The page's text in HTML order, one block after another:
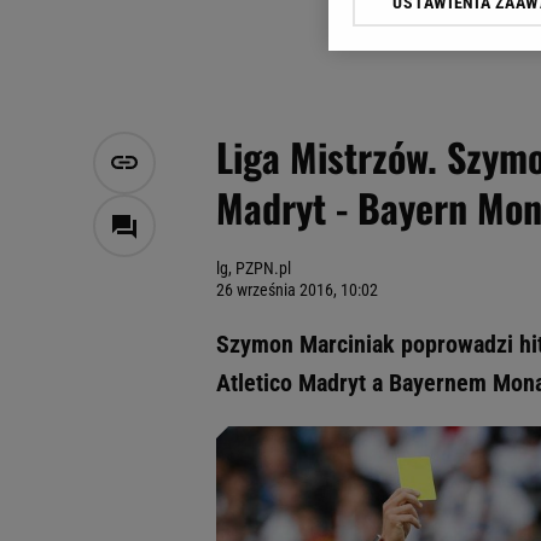
Liga Mistrzów.
Madryt - Bayern
lg, PZPN.pl
26 września 2016, 10:02
Szymon Marciniak poprowadzi
Atletico Madryt a Bayernem
Klikając „Akceptuję”
Zaufanych Partnerów i
My, nasi Zaufani
Użycie dokładnych
Przechowywanie